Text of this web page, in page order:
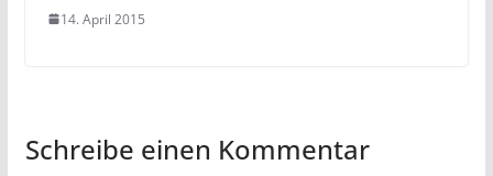
14. April 2015
Schreibe einen Kommentar